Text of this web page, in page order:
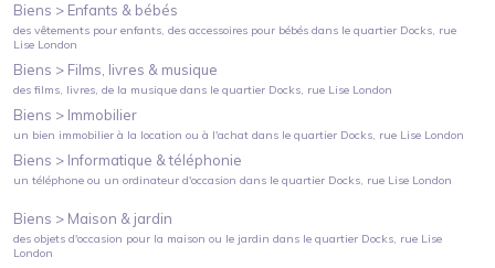
Biens > Enfants & bébés
des vêtements pour enfants, des accessoires pour bébés dans le quartier Docks, rue
Lise London
Biens > Films, livres & musique
des films, livres, de la musique dans le quartier Docks, rue Lise London
Biens > Immobilier
un bien immobilier à la location ou à l'achat dans le quartier Docks, rue Lise London
Biens > Informatique & téléphonie
un téléphone ou un ordinateur d'occasion dans le quartier Docks, rue Lise London
Biens > Maison & jardin
des objets d'occasion pour la maison ou le jardin dans le quartier Docks, rue Lise
London